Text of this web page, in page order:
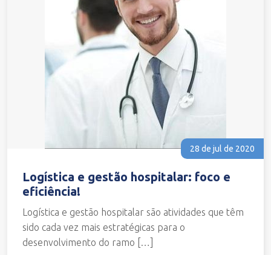
28 de jul de 2020
Logística e gestão hospitalar: foco e
eficiência!
Logística e gestão hospitalar são atividades que têm
sido cada vez mais estratégicas para o
desenvolvimento do ramo […]